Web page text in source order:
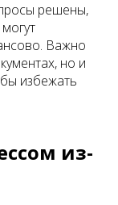
решены,
Важно
но и
избежать
из-